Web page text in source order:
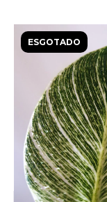
ESGOTADO